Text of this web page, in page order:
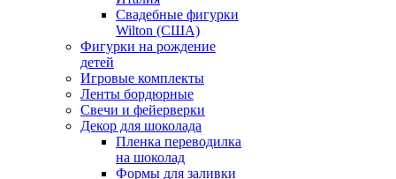
Свадебные фигурки
Wilton (США)
Фигурки на рождение
детей
Игровые комплекты
Ленты бордюрные
Свечи и фейерверки
Декор для шоколада
Пленка переводилка
на шоколад
Формы для заливки